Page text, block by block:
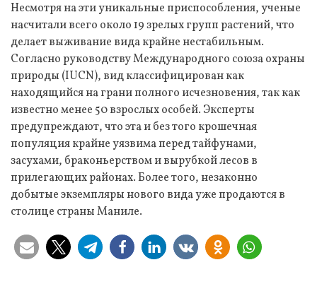
Несмотря на эти уникальные приспособления, ученые
насчитали всего около 19 зрелых групп растений, что
делает выживание вида крайне нестабильным.
Согласно руководству Международного союза охраны
природы (IUCN), вид классифицирован как
находящийся на грани полного исчезновения, так как
известно менее 50 взрослых особей. Эксперты
предупреждают, что эта и без того крошечная
популяция крайне уязвима перед тайфунами,
засухами, браконьерством и вырубкой лесов в
прилегающих районах. Более того, незаконно
добытые экземпляры нового вида уже продаются в
столице страны Маниле.